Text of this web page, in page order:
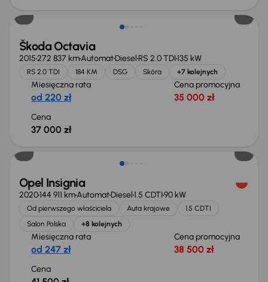
Škoda Octavia
2015272 837 kmAutomatDiesel RS 2.0 TDI135 kW
RS 2.0 TDI 184 KM DSG Skóra +7 kolejnych
Miesięczna rata
od 220 zł
Cena promocyjna
35 000 zł
Cena
37 000 zł
Opel Insignia
2020144 911 kmAutomatDiesel1.5 CDTI90 kW
Od pierwszego właściciela Auta krajowe
1.5 CDTI
Salon Polska
+8 kolejnych
Miesięczna rata
od 247 zł
Cena promocyjna
38 500 zł
Cena